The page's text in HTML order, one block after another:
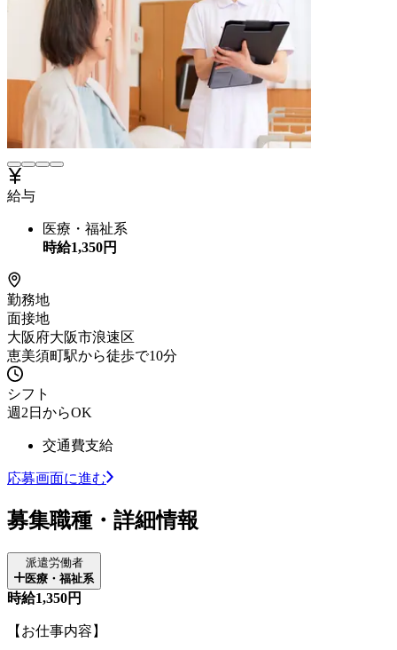
給与
医療・福祉系
時給1,350円
勤務地
面接地
大阪府大阪市浪速区
恵美須町駅から徒歩で10分
シフト
週2日からOK
交通費支給
応募画面に進む
募集職種・詳細情報
派遣労働者
医療・福祉系
時給1,350円
【お仕事内容】